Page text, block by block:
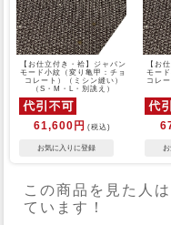
【お仕立付き・袷】ジャパン
モード小紋（変り亀甲：チョ
コレート）（ミシン縫い）
（S・M・L・別誂え）
61,600円 (税込)
【お
モー
コレ
この商品を見た人
ています！